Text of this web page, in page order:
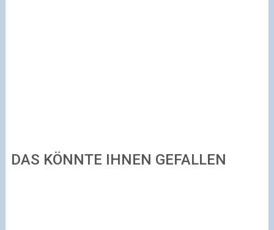
DAS KÖNNTE IHNEN GEFALLEN